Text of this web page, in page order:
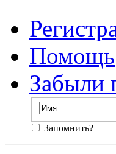
Помощь
Забыли
Запомнить?